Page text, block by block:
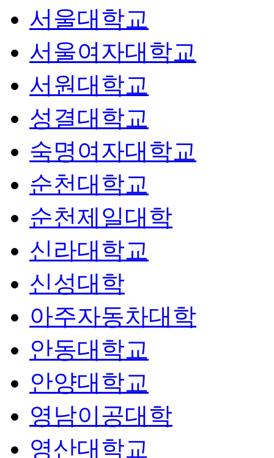
서울대학교
서울여자대학교
서원대학교
성결대학교
숙명여자대학교
순천대학교
순천제일대학
신라대학교
신성대학
아주자동차대학
안동대학교
안양대학교
영남이공대학
영산대학교